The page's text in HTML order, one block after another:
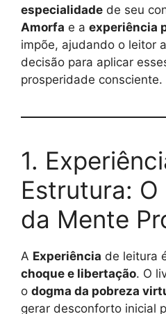
especialidade de seu
Amorfa e a experiência
impõe, ajudando o leitor
decisão para aplicar
prosperidade consciente.
1.
Estrutura: O
da Mente
A Experiência de leitura
choque e libertação. O
o dogma da pobreza
gerar desconforto inicial